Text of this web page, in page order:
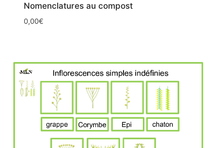
Nomenclatures au compost
0,00€